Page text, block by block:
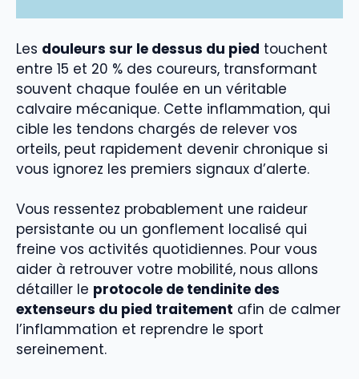
Les douleurs sur le dessus du pied touchent
entre 15 et 20 % des coureurs, transformant
souvent chaque foulée en un véritable
calvaire mécanique. Cette inflammation, qui
cible les tendons chargés de relever vos
orteils, peut rapidement devenir chronique si
vous ignorez les premiers signaux d’alerte.
Vous ressentez probablement une raideur
persistante ou un gonflement localisé qui
freine vos activités quotidiennes. Pour vous
aider à retrouver votre mobilité, nous allons
détailler le protocole de tendinite des
extenseurs du pied traitement afin de calmer
l’inflammation et reprendre le sport
sereinement.